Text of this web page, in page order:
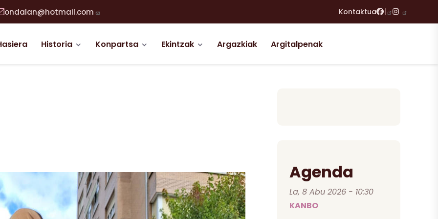
ondalan@hotmail.com Kontaktua FacebookInstagram
Historia Konpartsa Ekintzak Argazkiak Argitalpenak
Agenda
La, 8 Abu 2026 - 10:30
KANBO